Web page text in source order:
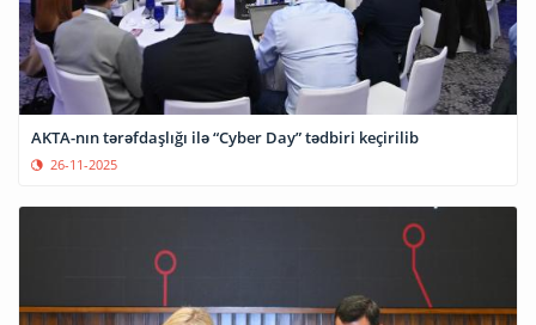
AKTA-nın tərəfdaşlığı ilə “Cyber Day” tədbiri keçirilib
26-11-2025